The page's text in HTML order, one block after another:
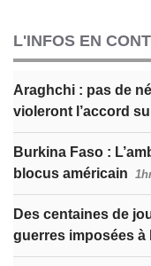
L'INFOS EN
Araghchi : pas de
violeront l’accord
Burkina Faso :
blocus américain
Des centaines de
guerres imposées à